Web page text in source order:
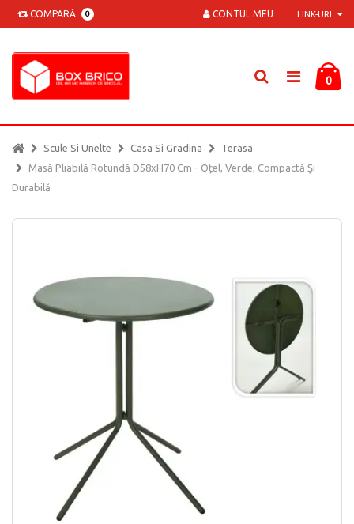
COMPARĂ 0 LINK-URI
CONTUL MEU
0
Scule Si Unelte Casa Si Gradina
Terasa
Masă Pliabilă Rotundă D58xH70 Cm - Oțel, Verde, Compactă Și
Durabilă